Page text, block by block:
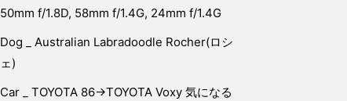
50mm f/1.8D, 58mm f/1.4G, 24mm f/1.4G
Dog _ Australian Labradoodle Rocher(ロシ
ェ)
Car _ TOYOTA 86→TOYOTA Voxy 気になる